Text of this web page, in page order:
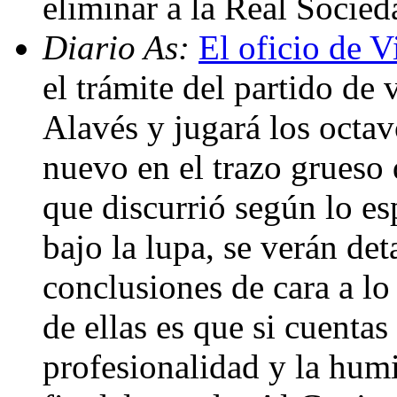
Diario As: El oficio de
el trámite del partido de
Alavés y jugará los
nuevo en el trazo
que discurrió según lo
bajo la lupa, se verán
conclusiones de cara a
de ellas es que si
profesionalidad y la